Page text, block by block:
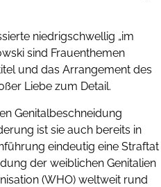
niedrigschwellig „im
sind Frauenthemen
und das Arrangement des
Liebe zum Detail.
Genitalbeschneidung
ist sie auch bereits in
eindeutig eine Straftat
der weiblichen Genitalien
(WHO) weltweit rund